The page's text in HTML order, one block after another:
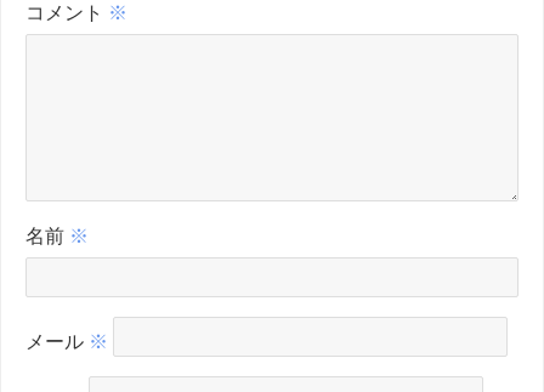
コメント ※
名前 ※
メール ※